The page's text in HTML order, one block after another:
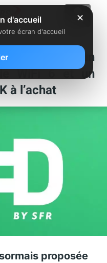
désormais un
WiFi 6 et un
à l’achat
proposée
✕
d'accueil
écran d'accueil